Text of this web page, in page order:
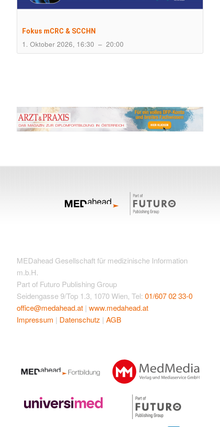
Fokus mCRC & SCCHN
1. Oktober 2026, 16:30 – 20:00
MEDahead Gesellschaft für medizinische Information
m.b.H.
Part of Futuro Publishing Group
Seidengasse 9/Top 1.3, 1070 Wien, Tel: 01/607 02 33-0
office@medahead.at| www.medahead.at
Impressum | Datenschutz | AGB